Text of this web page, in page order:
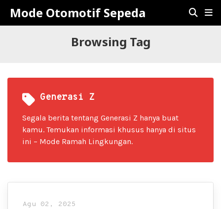
Mode Otomotif Sepeda
Browsing Tag
Generasi Z
Segala berita tentang Generasi Z hanya buat
kamu. Temukan informasi khusus hanya di situs
ini – Mode Ramah Lingkungan.
Agu 02, 2025